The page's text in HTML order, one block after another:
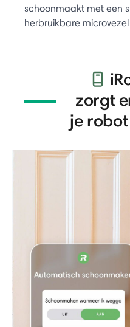
schoonmaakt met een
herbruikbare
zorgt
je